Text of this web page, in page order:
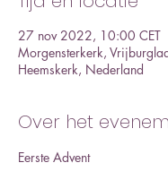
27 nov 2022, 10:00 CET
Morgensterkerk,
Heemskerk, Nederland
Over het
Eerste Advent